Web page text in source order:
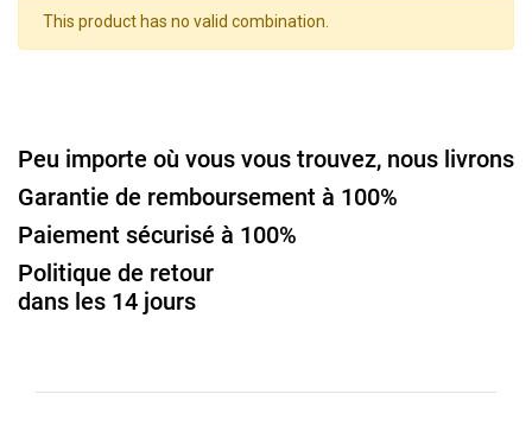
This product has no valid combination.
Peu importe où vous vous trouvez, nous livrons
Garantie de remboursement à 100%
Paiement sécurisé à 100%
Politique de retour
dans les 14 jours